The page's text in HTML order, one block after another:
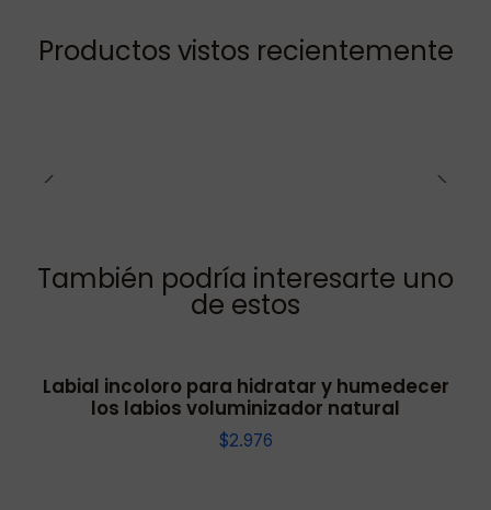
Productos vistos recientemente
También podría interesarte uno
de estos
Labial incoloro para hidratar y humedecer
los labios voluminizador natural
$2.976